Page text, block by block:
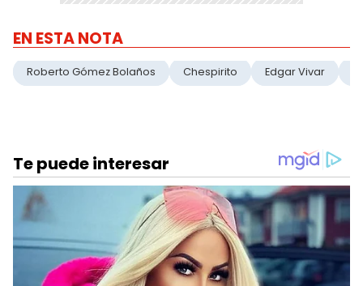
EN ESTA NOTA
Roberto Gómez Bolaños Chespirito Edgar Vivar